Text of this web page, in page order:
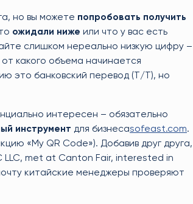
но вы можете попробовать получить
ожидали ниже или что у вас есть
слишком нереально низкую цифру –
какого объема начинается
это банковский перевод (T/T), но
интересен – обязательно
инструмент для бизнесаsofeast.com.
«My QR Code»). Добавив друг друга,
LLC, met at Canton Fair, interested in
китайские менеджеры проверяют